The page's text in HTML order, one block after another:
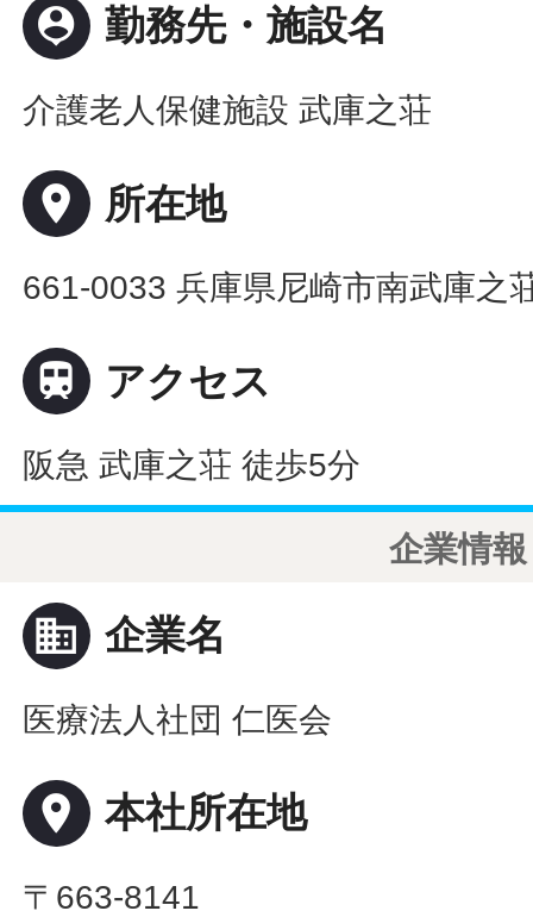
person_pin 勤務先・施設名
介護老人保健施設 武庫之荘
place 所在地
661-0033 兵庫県尼崎市南武庫之
 アクセス
阪急 武庫之荘 徒歩5分
企業情報
business 企業名
医療法人社団 仁医会
place 本社所在地
〒663-8141